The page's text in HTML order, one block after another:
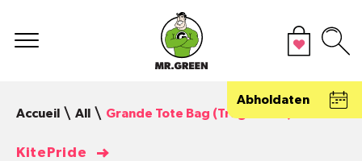
Abholdaten
Accueil
All Grande Tote Bag (Tragtasche) aus Kite-
KitePride